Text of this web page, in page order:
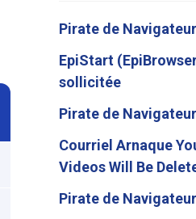
Pirate de
EpiStart
sollicitée
Pirate de
Courriel Arnaque
Videos Will Be
Pirate de